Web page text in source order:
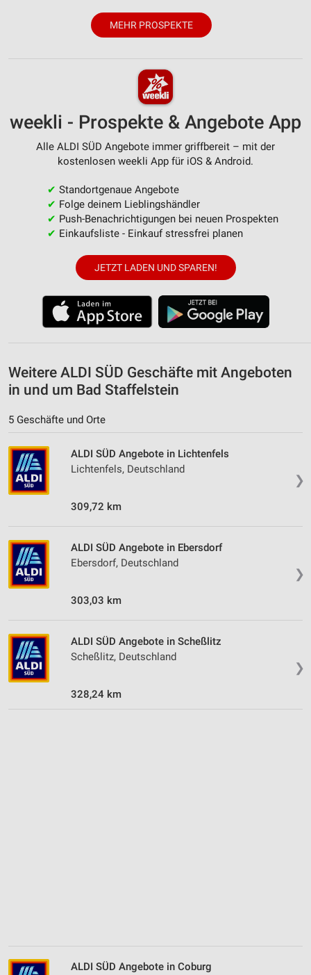
MEHR PROSPEKTE
weekli - Prospekte & Angebote App
Alle ALDI SÜD Angebote immer griffbereit – mit der
kostenlosen weekli App für iOS & Android.
✔ Standortgenaue Angebote
✔ Folge deinem Lieblingshändler
✔ Push-Benachrichtigungen bei neuen Prospekten
✔ Einkaufsliste - Einkauf stressfrei planen
JETZT LADEN UND SPAREN!
Weitere ALDI SÜD Geschäfte mit Angeboten
in und um Bad Staffelstein
5 Geschäfte und Orte
❯
ALDI SÜD Angebote in Lichtenfels
Lichtenfels, Deutschland
309,72 km
❯
ALDI SÜD Angebote in Ebersdorf
Ebersdorf, Deutschland
303,03 km
❯
ALDI SÜD Angebote in Scheßlitz
Scheßlitz, Deutschland
328,24 km
ALDI SÜD Angebote in Coburg